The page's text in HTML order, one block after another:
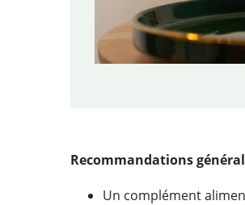
Recommandations
Un complément